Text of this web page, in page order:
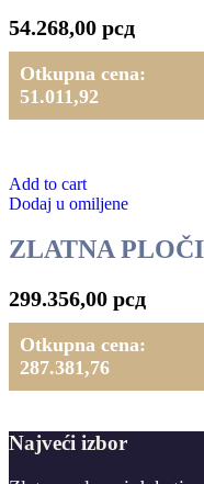
54.268,00 рсд
Otkupna cena:
51.011,92
Add to cart
Dodaj u omiljene
ZLATNA
299.356,00 рсд
Otkupna cena:
287.381,76
Najveći izbor